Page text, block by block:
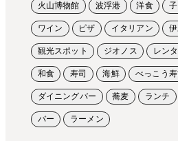
火山博物館 波浮港 洋食
ワイン ピザ イタリアン
観光スポット ジオノス レン
和食 寿司 海鮮 べっこう寿
ダイニングバー 蕎麦 ランチ
バー ラーメン